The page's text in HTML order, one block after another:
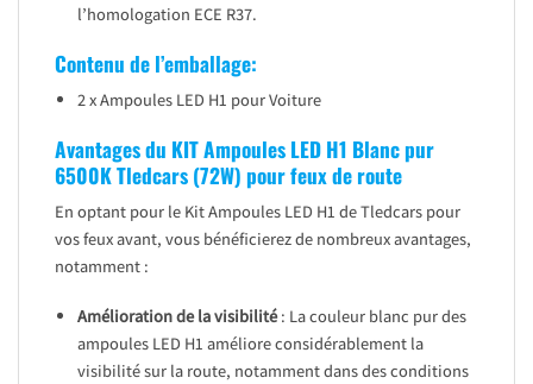
l’homologation ECE R37.
Contenu de l’emballage:
2 x Ampoules LED H1 pour Voiture
Avantages du KIT Ampoules LED H1 Blanc pur
6500K Tledcars (72W) pour feux de route
En optant pour le Kit Ampoules LED H1 de Tledcars pour
vos feux avant, vous bénéficierez de nombreux avantages,
notamment :
Amélioration de la visibilité: La couleur blanc pur des
ampoules LED H1 améliore considérablement la
visibilité sur la route, notamment dans des conditions